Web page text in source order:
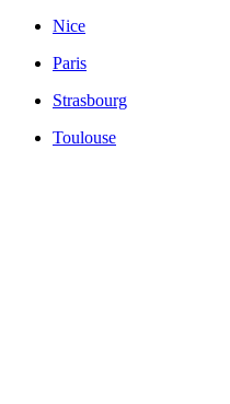
Nice
Paris
Strasbourg
Toulouse